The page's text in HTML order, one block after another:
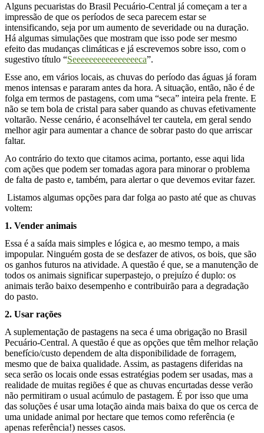
Alguns pecuaristas do Brasil Pecuário-Central já começam a ter a
impressão de que os períodos de seca parecem estar se
intensificando, seja por um aumento de severidade ou na duração.
Há algumas simulações que mostram que isso pode ser mesmo
efeito das mudanças climáticas e já escrevemos sobre isso, com o
sugestivo título “Seeeeeeeeeeeeeeeeca”.
Esse ano, em vários locais, as chuvas do período das águas já foram
menos intensas e pararam antes da hora. A situação, então, não é de
folga em termos de pastagens, com uma “seca” inteira pela frente. E
não se tem bola de cristal para saber quando as chuvas efetivamente
voltarão. Nesse cenário, é aconselhável ter cautela, em geral sendo
melhor agir para aumentar a chance de sobrar pasto do que arriscar
faltar.
Ao contrário do texto que citamos acima, portanto, esse aqui lida
com ações que podem ser tomadas agora para minorar o problema
de falta de pasto e, também, para alertar o que devemos evitar fazer.
Listamos algumas opções para dar folga ao pasto até que as chuvas
voltem:
1. Vender animais
Essa é a saída mais simples e lógica e, ao mesmo tempo, a mais
impopular. Ninguém gosta de se desfazer de ativos, os bois, que são
os ganhos futuros na atividade. A questão é que, se a manutenção de
todos os animais significar superpastejo, o prejuízo é duplo: os
animais terão baixo desempenho e contribuirão para a degradação
do pasto.
2. Usar rações
A suplementação de pastagens na seca é uma obrigação no Brasil
Pecuário-Central. A questão é que as opções que têm melhor relação
benefício/custo dependem de alta disponibilidade de forragem,
mesmo que de baixa qualidade. Assim, as pastagens diferidas na
seca serão os locais onde essas estratégias podem ser usadas, mas a
realidade de muitas regiões é que as chuvas encurtadas desse verão
não permitiram o usual acúmulo de pastagem. É por isso que uma
das soluções é usar uma lotação ainda mais baixa do que os cerca de
uma unidade animal por hectare que temos como referência (e
apenas referência!) nesses casos.